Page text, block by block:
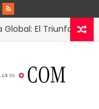
El Triunfo de Fátima